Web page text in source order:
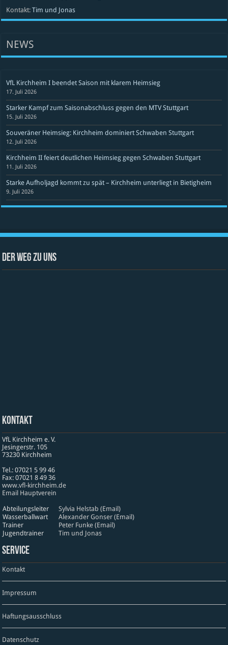
Kontakt:Tim und Jonas
NEWS
VfL Kirchheim I beendet Saison mit klarem Heimsieg
17. Juli 2026
Starker Kampf zum Saisonabschluss gegen den MTV Stuttgart
15. Juli 2026
Souveräner Heimsieg: Kirchheim dominiert Schwaben Stuttgart
12. Juli 2026
Kirchheim II feiert deutlichen Heimsieg gegen Schwaben Stuttgart
11. Juli 2026
Starke Aufholjagd kommt zu spät – Kirchheim unterliegt in Bietigheim
9. Juli 2026
Der Weg zu uns
Kontakt
VfL Kirchheim e. V.
Jesinger­str. 105
73230 Kirch­heim
Tel.: 07021 5 99 46
Fax: 07021 8 49 36
www​.vfl​-kirch​heim​.de
Email Hauptverein
Abteilungsleiter
Sylvia Helstab (Email)
Wasserballwart
Alexander Gonser (Email)
Trainer
Peter Funke (Email)
Jugendtrainer
Tim und Jonas
Service
Kontakt
Impressum
Haftungsausschluss
Datenschutz